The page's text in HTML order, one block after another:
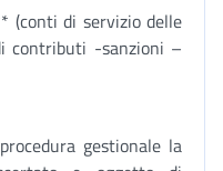
di servizio delle
contributi -sanzioni –
gestionale la